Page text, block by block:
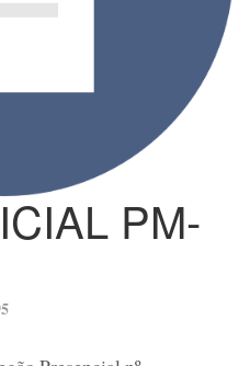
PM-